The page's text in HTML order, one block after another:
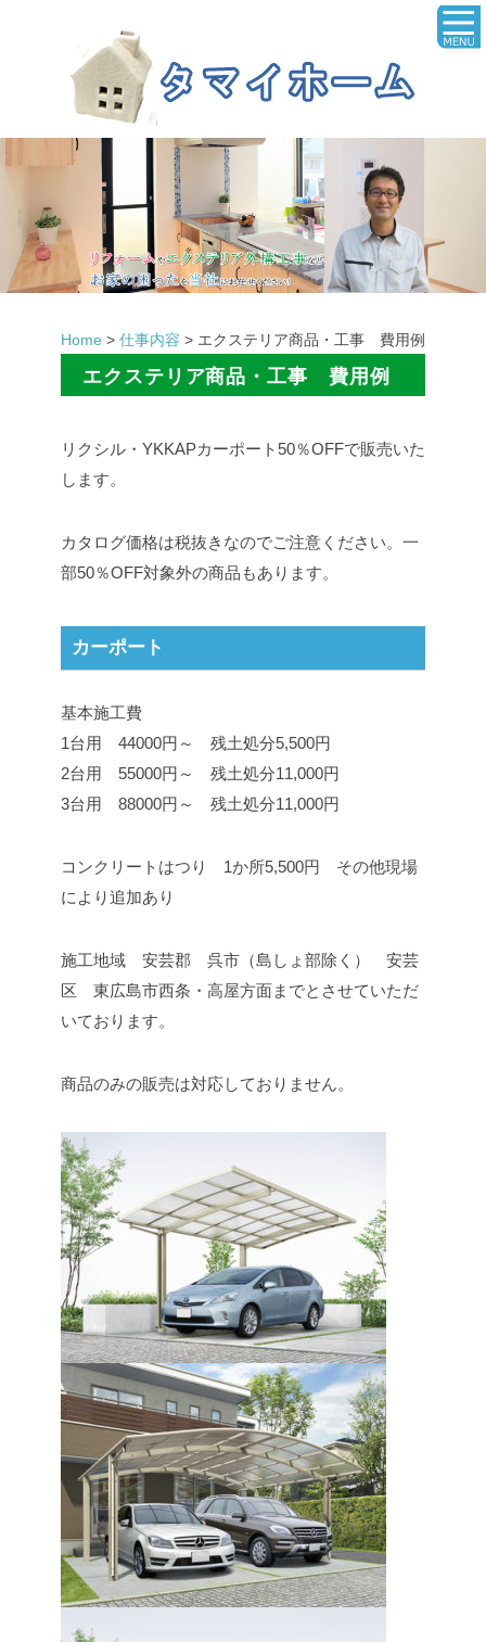
Home > 仕事内容 > エクステリア商品・工事 費用例
エクステリア商品・工事 費用例
リクシル・YKKAPカーポート50％OFFで販売いた
します。
カタログ価格は税抜きなのでご注意ください。一
部50％OFF対象外の商品もあります。
カーポート
基本施工費
1台用 44000円～ 残土処分5,500円
2台用 55000円～ 残土処分11,000円
3台用 88000円～ 残土処分11,000円
コンクリートはつり 1か所5,500円 その他現場
により追加あり
施工地域 安芸郡 呉市（島しょ部除く） 安芸
区 東広島市西条・高屋方面までとさせていただ
いております。
商品のみの販売は対応しておりません。